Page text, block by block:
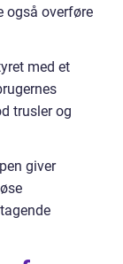
også overføre
med et
trusler og
giver